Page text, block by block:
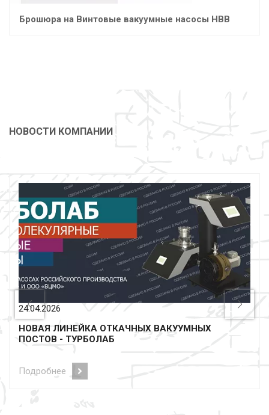
Брошюра на Винтовые вакуумные насосы НВВ
НОВОСТИ КОМПАНИИ
20.04.2026
ВАКУУММАШ ПРОДОЛЖАЕТ ЗАВОЕВЫВАТЬ
КИТАЙСКИЙ РЫНОК
Подробнее